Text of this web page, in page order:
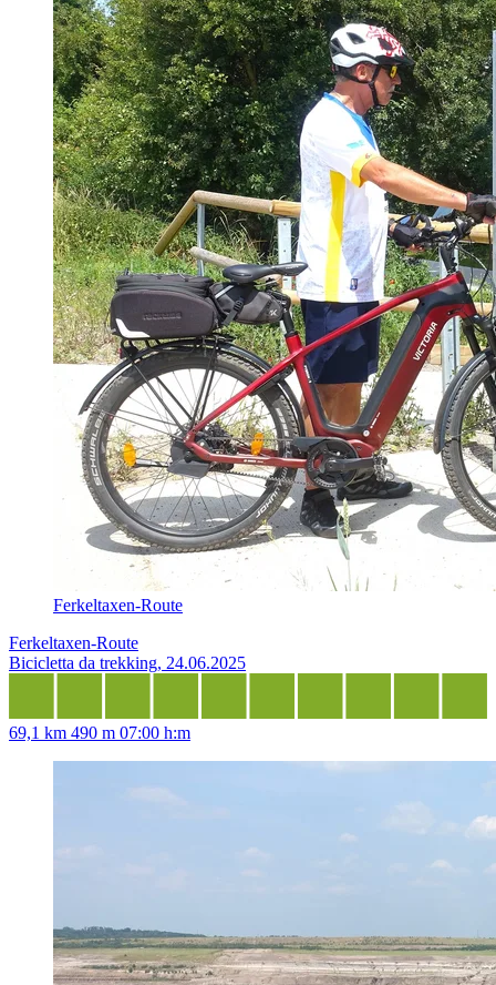
Ferkeltaxen-Route
Ferkeltaxen-Route
Bicicletta da trekking, 24.06.2025
69,1 km 490 m 07:00 h:m